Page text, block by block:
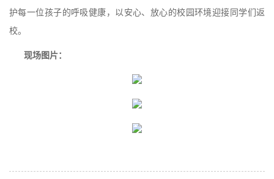
护每一位孩子的呼吸健康，以安心、放心的校园环境迎接同学们返
校。
现场图片：